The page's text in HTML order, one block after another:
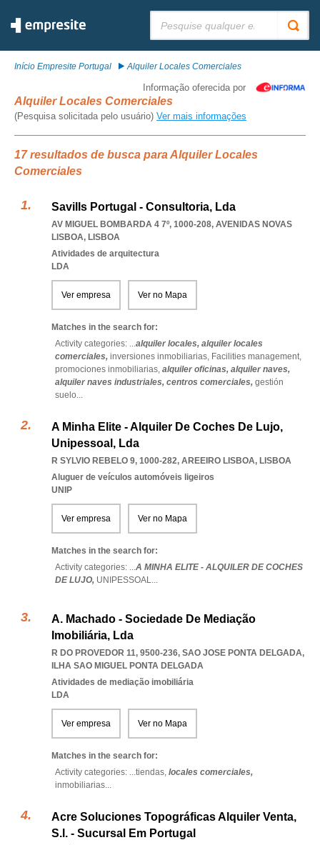
Início Empresite Portugal Alquiler Locales Comerciales
Informação oferecida por
Alquiler Locales Comerciales
(Pesquisa solicitada pelo usuário) Ver mais informações
17 resultados de busca para Alquiler Locales
Comerciales
Savills Portugal - Consultoria, Lda
AV MIGUEL BOMBARDA 4 7º, 1000-208, AVENIDAS NOVAS
LISBOA, LISBOA
Atividades de arquitectura
LDA
Ver empresa Ver no Mapa
Matches in the search for:
Activity categories: ...alquiler locales, alquiler locales
comerciales, inversiones inmobiliarias, Facilities management,
promociones inmobiliarias, alquiler oficinas, alquiler naves,
alquiler naves industriales, centros comerciales, gestión
suelo...
A Minha Elite - Alquiler De Coches De Lujo,
Unipessoal, Lda
R SYLVIO REBELO 9, 1000-282, AREEIRO LISBOA, LISBOA
Aluguer de veículos automóveis ligeiros
UNIP
Ver empresa Ver no Mapa
Matches in the search for:
Activity categories: ...A MINHA ELITE - ALQUILER DE COCHES
DE LUJO, UNIPESSOAL...
A. Machado - Sociedade De Mediação
Imobiliária, Lda
R DO PROVEDOR 11, 9500-236, SAO JOSE PONTA DELGADA,
ILHA SAO MIGUEL PONTA DELGADA
Atividades de mediação imobiliária
LDA
Ver empresa Ver no Mapa
Matches in the search for:
Activity categories: ...tiendas, locales comerciales,
inmobiliarias...
Acre Soluciones Topográficas Alquiler Venta,
S.l. - Sucursal Em Portugal